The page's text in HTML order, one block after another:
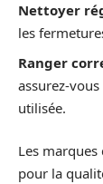
Nettoyer
les
Ranger
assurez-vous
utilisée.
Les marques
pour la